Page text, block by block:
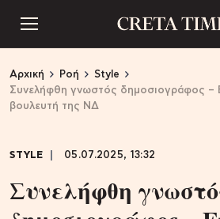
Αρχική Ροή
Style
Συνελήφθη γνωστός δημοσιογράφος –
βουλευτή της ΝΔ
STYLE 05.07.2025, 13:32
Συνελήφθη